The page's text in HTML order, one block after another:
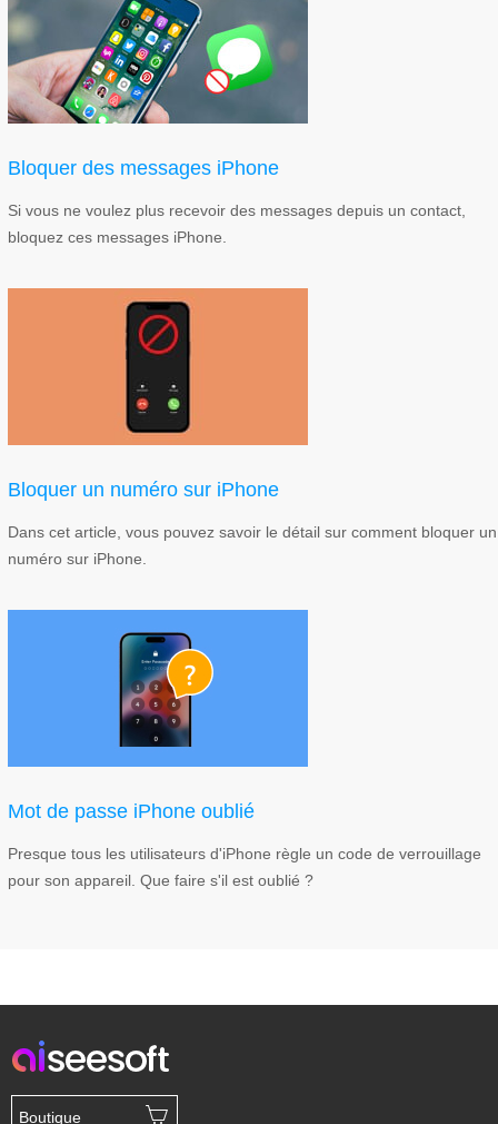
Bloquer des messages iPhone
Si vous ne voulez plus recevoir des messages depuis un contact,
bloquez ces messages iPhone.
Bloquer un numéro sur iPhone
Dans cet article, vous pouvez savoir le détail sur comment bloquer un
numéro sur iPhone.
Mot de passe iPhone oublié
Presque tous les utilisateurs d'iPhone règle un code de verrouillage
pour son appareil. Que faire s'il est oublié ?
Boutique